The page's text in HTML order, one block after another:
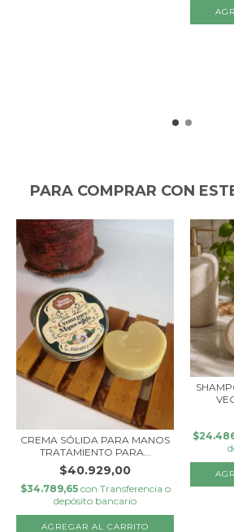
PARA COMPRAR CON
CREMA SÓLIDA PARA MANOS
TRATAMIENTO PARA...
$40.929,00
$34.789,65 con Transferencia o
depósito bancario